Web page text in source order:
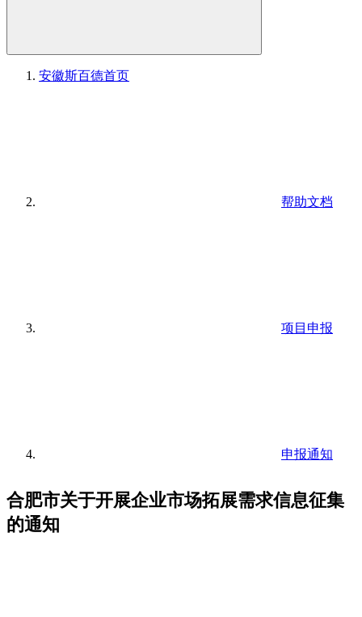
安徽斯百德首页
帮助文档
项目申报
申报通知
合肥市关于开展企业市场拓展需求信息征集
的通知